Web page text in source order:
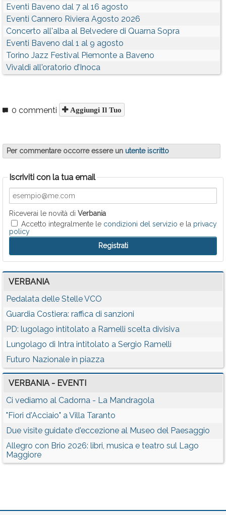
Eventi Baveno dal 7 al 16 agosto
Eventi Cannero Riviera Agosto 2026
Concerto all'alba al Belvedere di Quarna Sopra
Eventi Baveno dal 1 al 9 agosto
Torino Jazz Festival Piemonte a Baveno
Vivaldi all'oratorio d’Inoca
0 commenti Aggiungi Il Tuo
Per commentare occorre essere un utente iscritto
Iscriviti con la tua email
Riceverai le novità di Verbania
Accetto integralmente le condizioni del servizio e la privacy
policy
VERBANIA
Pedalata delle Stelle VCO
Guardia Costiera: raffica di sanzioni
PD: lugolago intitolato a Ramelli scelta divisiva
Lungolago di Intra intitolato a Sergio Ramelli
Futuro Nazionale in piazza
VERBANIA - EVENTI
Ci vediamo al Cadorna - La Mandragola
"Fiori d'Acciaio" a Villa Taranto
Due visite guidate d'eccezione al Museo del Paesaggio
Allegro con Brio 2026: libri, musica e teatro sul Lago
Maggiore